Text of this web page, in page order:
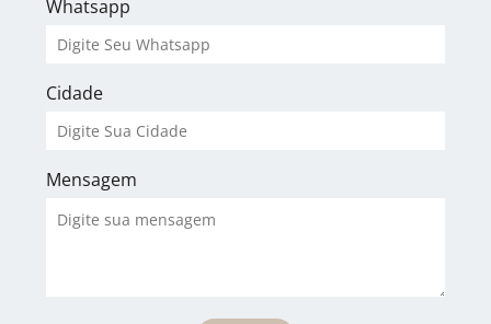
Whatsapp
Cidade
Mensagem